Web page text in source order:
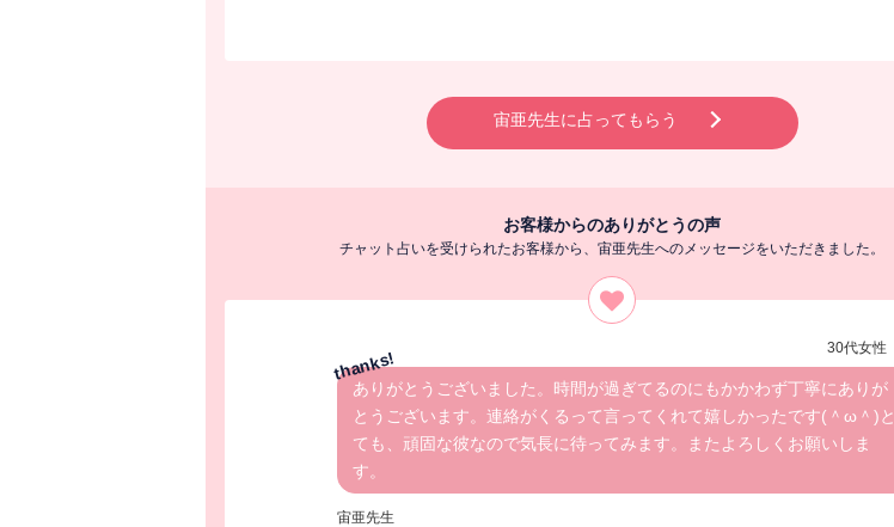
宙亜先生に占ってもらう
お客様からのありがとうの声
チャット占いを受けられたお客様から、宙亜先生へのメッセージをいただきました。
30代女性
ありがとうございました。時間が過ぎてるのにもかかわず丁寧にありが
とうございます。連絡がくるって言ってくれて嬉しかったです(＾ω＾)と
ても、頑固な彼なので気長に待ってみます。またよろしくお願いしま
す。
宙亜先生